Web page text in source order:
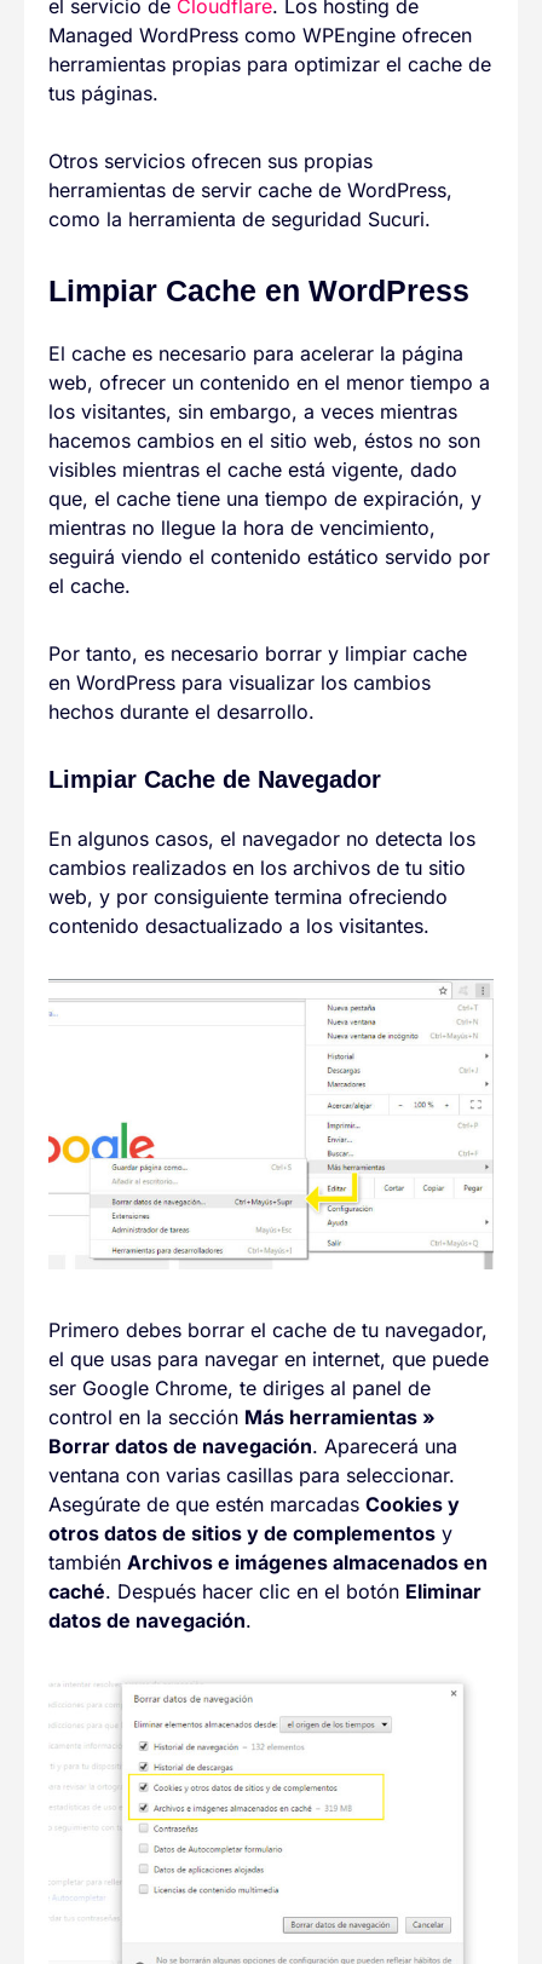
el servicio de Cloudflare. Los hosting de
Managed WordPress como WPEngine ofrecen
herramientas propias para optimizar el cache de
tus páginas.
Otros servicios ofrecen sus propias
herramientas de servir cache de WordPress,
como la herramienta de seguridad Sucuri.
Limpiar Cache en WordPress
El cache es necesario para acelerar la página
web, ofrecer un contenido en el menor tiempo a
los visitantes, sin embargo, a veces mientras
hacemos cambios en el sitio web, éstos no son
visibles mientras el cache está vigente, dado
que, el cache tiene una tiempo de expiración, y
mientras no llegue la hora de vencimiento,
seguirá viendo el contenido estático servido por
el cache.
Por tanto, es necesario borrar y limpiar cache
en WordPress para visualizar los cambios
hechos durante el desarrollo.
Limpiar Cache de Navegador
En algunos casos, el navegador no detecta los
cambios realizados en los archivos de tu sitio
web, y por consiguiente termina ofreciendo
contenido desactualizado a los visitantes.
Primero debes borrar el cache de tu navegador,
el que usas para navegar en internet, que puede
ser Google Chrome, te diriges al panel de
control en la sección Más herramientas»
Borrar datos de navegación. Aparecerá una
ventana con varias casillas para seleccionar.
Asegúrate de que estén marcadasCookies y
otros datos de sitios y de complementos y
tambiénArchivos e imágenes almacenados en
caché. Después hacer clic en el botón Eliminar
datos de navegación.